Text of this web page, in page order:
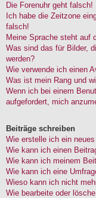
Die Forenuhr geht falsch!
Ich habe die Zeitzone
falsch!
Meine Sprache steht auf
Was sind das für Bilder,
werden?
Wie verwende ich einen
Was ist mein Rang und
Wenn ich bei einem
aufgefordert, mich
Beiträge schreiben
Wie erstelle ich ein
Wie kann ich einen
Wie kann ich meinem
Wie kann ich eine
Wieso kann ich nicht
Wie bearbeite oder